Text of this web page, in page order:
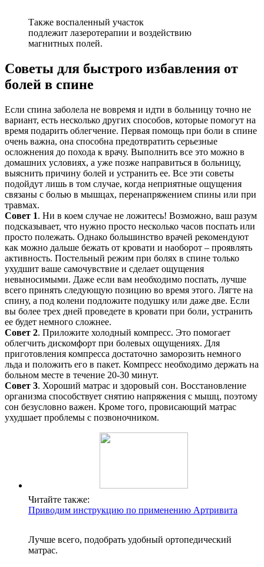
Также воспаленный участок
подлежит лазеротерапии и воздействию
магнитных полей.
Советы для быстрого избавления от
болей в спине
Если спина заболела не вовремя и идти в больницу точно не
вариант, есть несколько других способов, которые помогут на
время подарить облегчение. Первая помощь при боли в спине
очень важна, она способна предотвратить серьезные
осложнения до похода к врачу. Выполнить все это можно в
домашних условиях, а уже позже направиться в больницу,
выяснить причину болей и устранить ее. Все эти советы
подойдут лишь в том случае, когда неприятные ощущения
связаны с болью в мышцах, перенапряжением спины или при
травмах.
Совет 1. Ни в коем случае не ложитесь! Возможно, ваш разум
подсказывает, что нужно просто несколько часов поспать или
просто полежать. Однако большинство врачей рекомендуют
как можно дальше бежать от кровати и наоборот – проявлять
активность. Постельный режим при болях в спине только
ухудшит ваше самочувствие и сделает ощущения
невыносимыми. Даже если вам необходимо поспать, лучше
всего принять следующую позицию во время этого. Лягте на
спину, а под колени подложите подушку или даже две. Если
вы более трех дней проведете в кровати при боли, устранить
ее будет немного сложнее.
Совет 2. Приложите холодный компресс. Это помогает
облегчить дискомфорт при болевых ощущениях. Для
приготовления компресса достаточно заморозить немного
льда и положить его в пакет. Компресс необходимо держать на
больном месте в течение 20-30 минут.
Совет 3. Хороший матрас и здоровый сон. Восстановление
организма способствует снятию напряжения с мышц, поэтому
сон безусловно важен. Кроме того, провисающий матрас
ухудшает проблемы с позвоночником.
Читайте также:
Приводим инструкцию по применению Артривита
Лучше всего, подобрать удобный ортопедический
матрас.